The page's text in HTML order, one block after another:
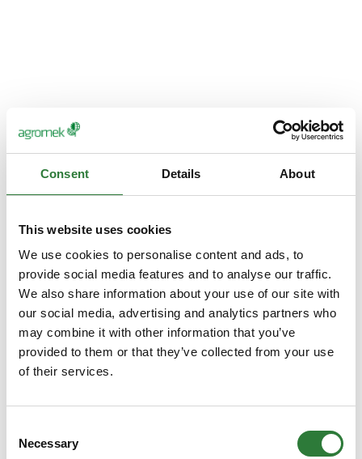
Consent Details About
This website uses cookies
We use cookies to personalise content and ads, to
provide social media features and to analyse our traffic.
We also share information about your use of our site with
our social media, advertising and analytics partners who
may combine it with other information that you’ve
provided to them or that they’ve collected from your use
of their services.
Selection
Necessary